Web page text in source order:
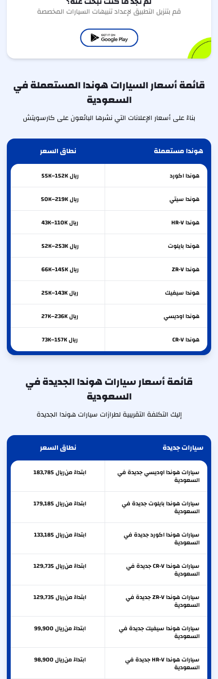
قم بتنزيل التطبيق لإعداد تنبيهات السيارات المخصصة
قائمة أسعار السيارات هوندا المستعملة في
السعودية
بناءً على أسعار الإعلانات التي نشرها البائعون على كارسويتش
هوندا مستعملة نطاق السعر
هوندااكورد ريال 55K–152K
هوندا سيتي ريال 50K–219K
هونداHR-V ريال 43K–110K
هوندا بايلوت ريال 52K–253K
هونداZR-V ريال 66K–145K
هوندا سيفيك ريال 25K–143K
هوندااوديسي ريال 27K–236K
هونداCR-V ريال 73K–157K
قائمة أسعار سيارات هوندا الجديدة في
السعودية
إليك التكلفة التقريبية لطرازات سيارات هوندا الجديدة
سيارات جديدة نطاق السعر
سيارات هوندا اوديسي جديدة في
السعودية
ابتداءً من 183,785ريال
سيارات هوندا بايلوت جديدة في
السعودية
ابتداءً من 179,185ريال
سيارات هوندا اكورد جديدة في
السعودية
ابتداءً من 133,185ريال
سيارات هوندا CR-V جديدة في
السعودية
ابتداءً من 129,735ريال
سيارات هوندا ZR-V جديدة في
السعودية
ابتداءً من 129,735ريال
سيارات هوندا سيفيك جديدة في
السعودية
ابتداءً من 99,900ريال
سيارات هوندا HR-V جديدة في
السعودية
ابتداءً من 98,900ريال